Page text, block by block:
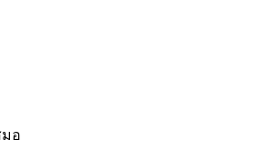
มอ